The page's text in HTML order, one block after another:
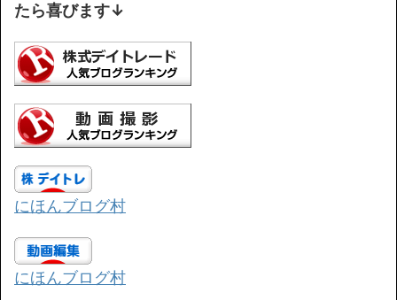
たら喜びます↓
にほんブログ村
にほんブログ村